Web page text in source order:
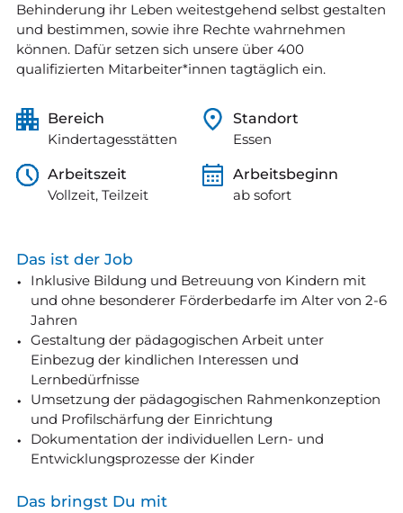
Behinderung ihr Leben weitestgehend selbst gestalten
und bestimmen, sowie ihre Rechte wahrnehmen
können. Dafür setzen sich unsere über 400
qualifizierten Mitarbeiter*innen tagtäglich ein.
Bereich
Kindertagesstätten
Standort
Essen
Arbeitszeit
Vollzeit, Teilzeit
Arbeitsbeginn
ab sofort
Das ist der Job
Inklusive Bildung und Betreuung von Kindern mit
und ohne besonderer Förderbedarfe im Alter von 2-6
Jahren
Gestaltung der pädagogischen Arbeit unter
Einbezug der kindlichen Interessen und
Lernbedürfnisse
Umsetzung der pädagogischen Rahmenkonzeption
und Profilschärfung der Einrichtung
Dokumentation der individuellen Lern- und
Entwicklungsprozesse der Kinder
Das bringst Du mit